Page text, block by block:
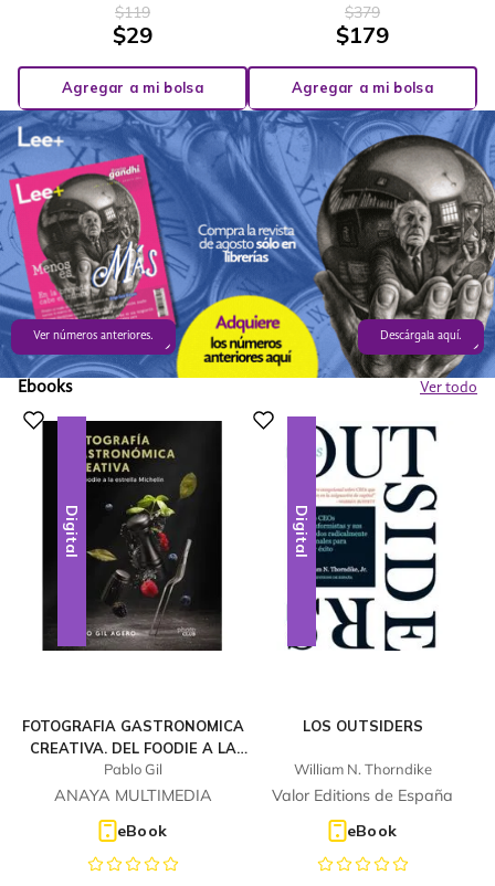
$119
$29
Agregar a mi bolsa
$379
$179
Agregar a mi bolsa
Ver números anteriores. Descárgala aquí.
Ebooks Ver todo
Digital
FOTOGRAFIA GASTRONOMICA
CREATIVA. DEL FOODIE A LA
ESTRELLA MICHELIN
Pablo Gil
ANAYA MULTIMEDIA
eBook
Digital
LOS OUTSIDERS
William N. Thorndike
Valor Editions de España
eBook